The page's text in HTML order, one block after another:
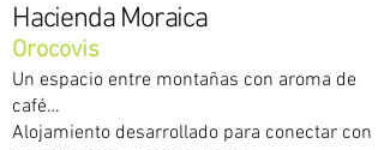
Hacienda Moraica
Orocovis
Un espacio entre montañas con aroma de
café…
Alojamiento desarrollado para conectar con